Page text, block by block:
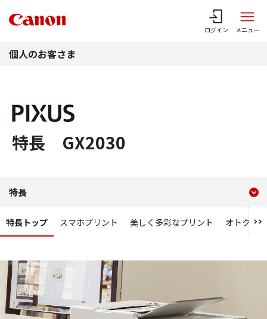
ログイン メニュー
個人のお客さま
特長 GX2030
特長
特長トップ スマホプリント 美しく多彩なプリント オトク